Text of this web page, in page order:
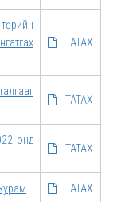
ТАТАХ
ТАТАХ
онд
ТАТАХ
ТАТАХ